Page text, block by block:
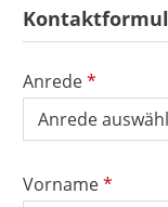
Anrede*
Vorname*